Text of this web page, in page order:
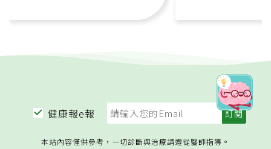
健康報e報
本站內容僅供參考，一切診斷與治療請遵從醫師指導。